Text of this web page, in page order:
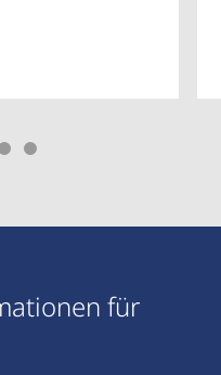
für